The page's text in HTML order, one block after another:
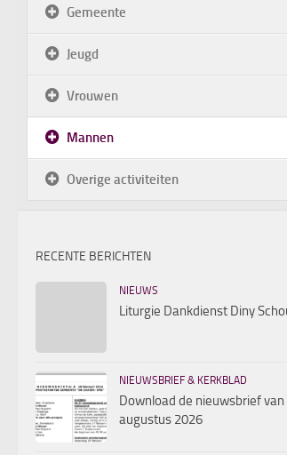
Gemeente
Jeugd
Vrouwen
Mannen
Overige activiteiten
RECENTE BERICHTEN
NIEUWS
Liturgie Dankdienst Diny
NIEUWSBRIEF & KERKBLAD
Download de nieuwsbrief van
augustus 2026